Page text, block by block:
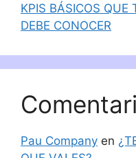
KPIS BÁSICOS QUE
DEBE CONOCER
Pau Company en